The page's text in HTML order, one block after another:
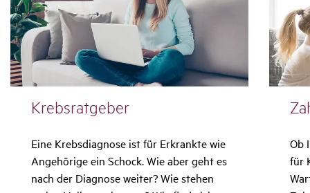
Krebs­rat­geber
Eine Krebsdiagnose ist für Erkrankte wie
Angehörige ein Schock. Wie aber geht es
nach der Diagnose weiter? Wie stehen
Ob
für